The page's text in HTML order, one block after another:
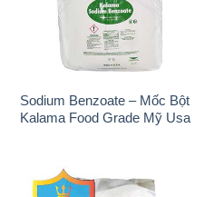
Sodium Benzoate – Mốc Bột
Kalama Food Grade Mỹ Usa